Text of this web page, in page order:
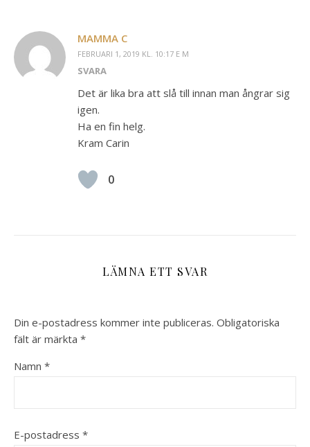
MAMMA C
FEBRUARI 1, 2019 KL. 10:17 E M
SVARA
Det är lika bra att slå till innan man ångrar sig
igen.
Ha en fin helg.
Kram Carin
0
LÄMNA ETT SVAR
Din e-postadress kommer inte publiceras. Obligatoriska
fält är märkta *
Namn *
E-postadress *